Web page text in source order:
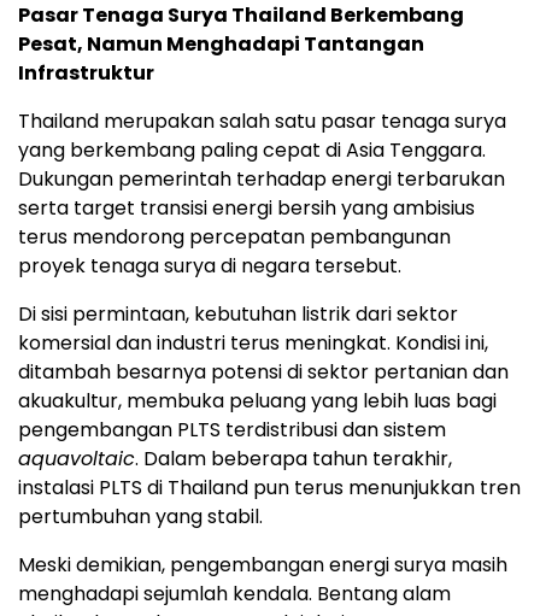
Pasar Tenaga Surya Thailand Berkembang
Pesat, Namun Menghadapi Tantangan
Infrastruktur
Thailand merupakan salah satu pasar tenaga surya
yang berkembang paling cepat di Asia Tenggara.
Dukungan pemerintah terhadap energi terbarukan
serta target transisi energi bersih yang ambisius
terus mendorong percepatan pembangunan
proyek tenaga surya di negara tersebut.
Di sisi permintaan, kebutuhan listrik dari sektor
komersial dan industri terus meningkat. Kondisi ini,
ditambah besarnya potensi di sektor pertanian dan
akuakultur, membuka peluang yang lebih luas bagi
pengembangan PLTS terdistribusi dan sistem
aquavoltaic. Dalam beberapa tahun terakhir,
instalasi PLTS di Thailand pun terus menunjukkan tren
pertumbuhan yang stabil.
Meski demikian, pengembangan energi surya masih
menghadapi sejumlah kendala. Bentang alam